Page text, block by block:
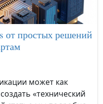
от простых решений
может как
«технический